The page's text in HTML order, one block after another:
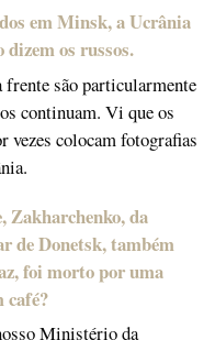
em Minsk, a Ucrânia
os russos.
frente são particularmente
continuam. Vi que os
vezes colocam fotografias
Zakharchenko, da
de Donetsk, também
foi morto por uma
café?
Ministério da